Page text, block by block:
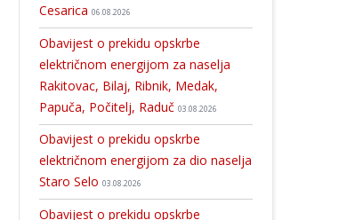
Cesarica 06.08.2026
Obavijest o prekidu opskrbe
električnom energijom za naselja
Rakitovac, Bilaj, Ribnik, Medak,
Papuča, Počitelj, Raduč 03.08.2026
Obavijest o prekidu opskrbe
električnom energijom za dio naselja
Staro Selo 03.08.2026
Obavijest o prekidu opskrbe